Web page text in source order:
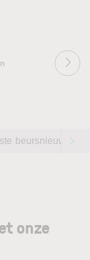
beursnieuws
onze